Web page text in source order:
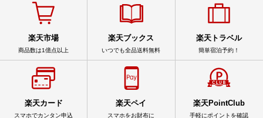
楽天市場
商品数は1億点以上
楽天ブックス
いつでも全品送料無料
楽天トラベル
簡単宿泊予約！
楽天カード
スマホでカンタン申込
楽天ペイ
スマホをお財布に
楽天PointClub
手軽にポイントを確認